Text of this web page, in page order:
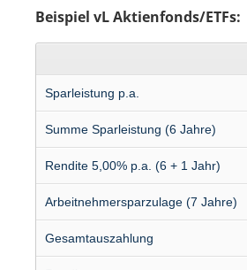
Beispiel vL Aktienfonds/ETFs:
Spar­­leistung p.a.
Summe Spar­­­leistung (6 Jahre)
Rendite 5,00% p.a. (6 + 1 Jahr)
Arbeit­­nehmer­­­­spar­zulage (7 Jahre)
Gesamt­­­­auszahlung